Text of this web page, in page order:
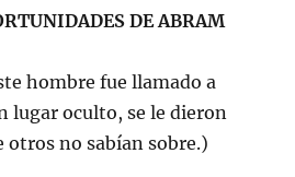
DE ABRAM
hombre fue llamado a
lugar oculto, se le dieron
otros no sabían sobre.)